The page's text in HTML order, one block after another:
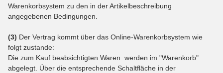
Warenkorbsystem zu den in der Artikelbeschreibung
angegebenen Bedingungen.
(3) Der Vertrag kommt über das Online-Warenkorbsystem wie
folgt zustande:
Die zum Kauf beabsichtigten Waren werden im "Warenkorb"
abgelegt. Über die entsprechende Schaltfläche in der